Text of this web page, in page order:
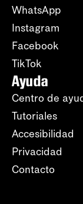
WhatsApp
Instagram
Facebook
TikTok
Ayuda
Centro de
Tutoriales
Accesibilidad
Privacidad
Contacto